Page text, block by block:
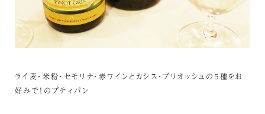
ライ麦・米粉・セモリナ・赤ワインとカシス・ブリオッシュの５種をお
好みで！のプティパン